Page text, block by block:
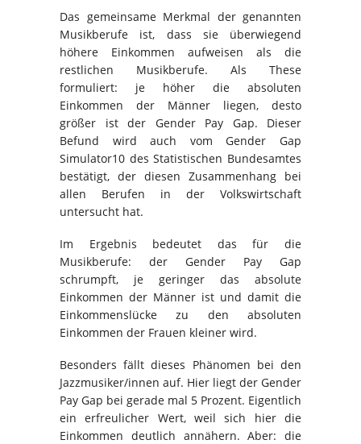
Das gemeinsame Merkmal der genannten
Musikberufe ist, dass sie überwiegend
höhere Einkommen aufweisen als die
restlichen Musikberufe. Als These
formuliert: je höher die absoluten
Einkommen der Männer liegen, desto
größer ist der Gender Pay Gap. Dieser
Befund wird auch vom Gender Gap
Simulator10 des Statistischen Bundesamtes
bestätigt, der diesen Zusammenhang bei
allen Berufen in der Volkswirtschaft
untersucht hat.
Im Ergebnis bedeutet das für die
Musikberufe: der Gender Pay Gap
schrumpft, je geringer das absolute
Einkommen der Männer ist und damit die
Einkommenslücke zu den absoluten
Einkommen der Frauen kleiner wird.
Besonders fällt dieses Phänomen bei den
Jazzmusiker/innen auf. Hier liegt der Gender
Pay Gap bei gerade mal 5 Prozent. Eigentlich
ein erfreulicher Wert, weil sich hier die
Einkommen deutlich annähern. Aber: die